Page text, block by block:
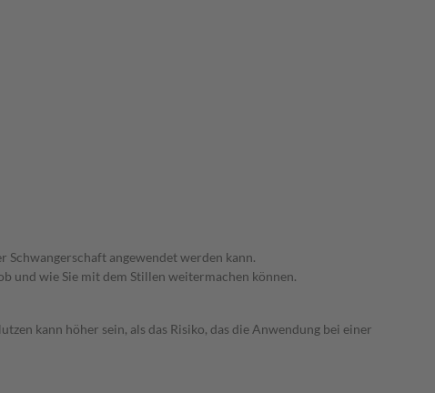
Schwangerschaft angewendet werden kann.
und wie Sie mit dem Stillen weitermachen können.
kann höher sein, als das Risiko, das die Anwendung bei einer